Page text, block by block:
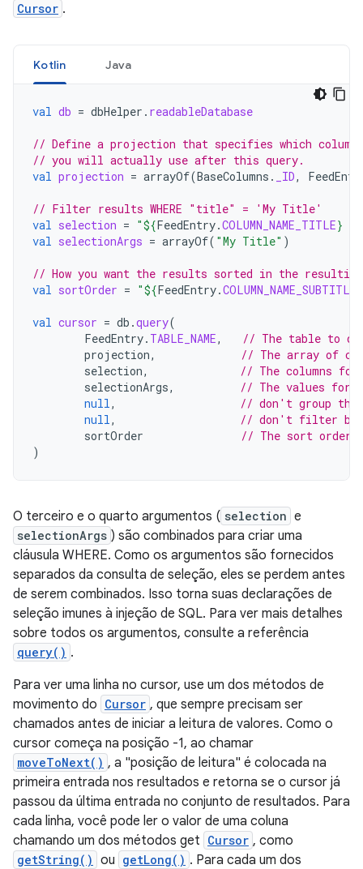
Cursor .
Kotlin Java
val db = dbHelper . readableDatabase
// Define a projection that specifies which
// you will actually use after this query.
val projection = arrayOf(BaseColumns . _ID,
// Filter results WHERE "title" = 'My Title'
val selection = "${FeedEntry.COLUMN_NAME_TITLE}
val selectionArgs = arrayOf( "My Title" )
// How you want the results sorted in the
val sortOrder = "${FeedEntry.COLUMN_NAME_SUBTITLE
val cursor = db .query(
FeedEntry. TABLE_NAME,
// The table to
projection,
// The array of
selection,
// The columns for
selectionArgs,
// The values for
null,
// don't group the
null,
// don't filter by
sortOrder
// The sort order
)
O terceiro e o quarto argumentos ( selection e
selectionArgs ) são combinados para criar uma
cláusula WHERE. Como os argumentos são fornecidos
separados da consulta de seleção, eles se perdem antes
de serem combinados. Isso torna suas declarações de
seleção imunes à injeção de SQL. Para ver mais detalhes
sobre todos os argumentos, consulte a referência
query() .
Para ver uma linha no cursor, use um dos métodos de
movimento do Cursor , que sempre precisam ser
chamados antes de iniciar a leitura de valores. Como o
cursor começa na posição -1, ao chamar
moveToNext() , a "posição de leitura" é colocada na
primeira entrada nos resultados e retorna se o cursor já
passou da última entrada no conjunto de resultados. Para
cada linha, você pode ler o valor de uma coluna
chamando um dos métodos get Cursor , como
getString() ou getLong() . Para cada um dos